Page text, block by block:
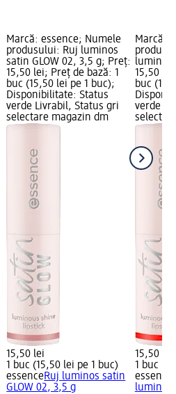
Marcă: essence; Numele
produsului: Ruj luminos
satin GLOW 02, 3,5 g; Preț:
15,50 lei; Preț de bază: 1
buc (15,50 lei pe 1 buc);
Disponibilitate: Status
verde Livrabil, Status gri
selectare magazin dm
15,50 lei
1 buc (15,50 lei pe 1 buc)
essenceRuj luminos satin
GLOW 02, 3,5 g
Marcă:
15,50
buc
verde
15,50 lei
1 buc
essence